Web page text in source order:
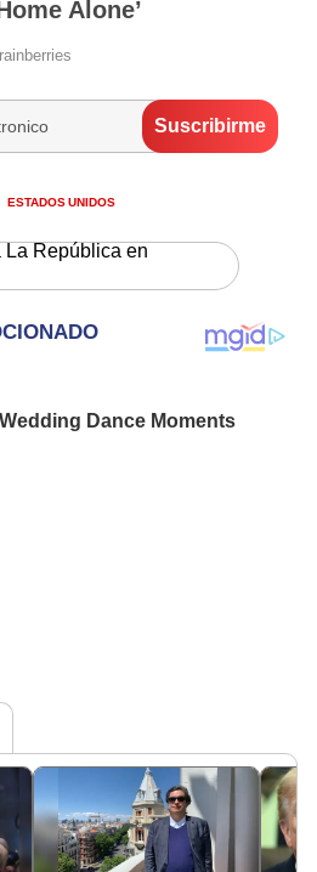
ESTADOS UNIDOS
La República en